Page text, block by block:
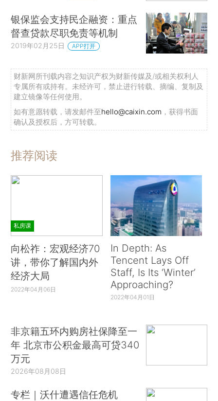
银保监会支持民企融资：重点
督查贷款尽职免责等机制
2019年02月25日 APP打开
财新网所刊载内容之知识产权为财新传媒及/或相关权利人
专属所有或持有。未经许可，禁止进行转载、摘编、复制及
建立镜像等任何使用。
如有意愿转载，请发邮件至hello@caixin.com ，获得书面
确认及授权后，方可转载。
推荐阅读
私房课
向松祚：宏观经济70
讲，带你了解国内外
经济大局
2022年04月06日
In Depth: As
Tencent Lays Off
Staff, Is Its ‘Winter’
Approaching?
2022年04月01日
非京籍五环内购房社保降至一
年 北京市公积金最高可贷340
万元
2026年08月08日
专栏｜沃什遭遇信任危机